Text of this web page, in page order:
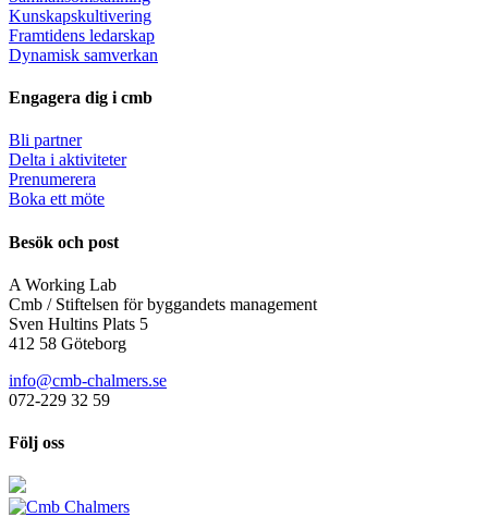
Kunskapskultivering
Framtidens ledarskap
Dynamisk samverkan
Engagera dig i cmb
Bli partner
Delta i aktiviteter
Prenumerera
Boka ett möte
Besök och post
A Working Lab
Cmb / Stiftelsen för byggandets management
Sven Hultins Plats 5
412 58 Göteborg
info@cmb-chalmers.se
072-229 32 59
Följ oss